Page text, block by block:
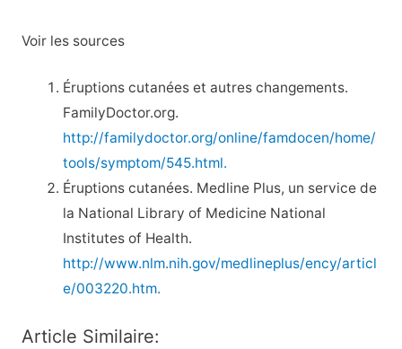
Voir les sources
Éruptions cutanées et autres changements.
FamilyDoctor.org.
http://familydoctor.org/online/famdocen/home/
tools/symptom/545.html.
Éruptions cutanées. Medline Plus, un service de
la National Library of Medicine National
Institutes of Health.
http://www.nlm.nih.gov/medlineplus/ency/articl
e/003220.htm.
Article Similaire: